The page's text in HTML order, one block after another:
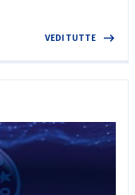
VEDI TUTTE